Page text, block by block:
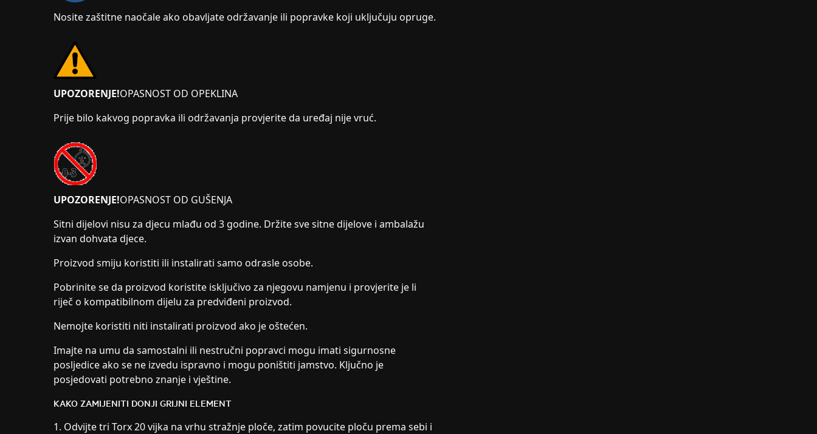
Nosite zaštitne naočale ako obavljate održavanje ili popravke koji uključuju opruge.
UPOZORENJE!OPASNOST OD OPEKLINA
Prije bilo kakvog popravka ili održavanja provjerite da uređaj nije vruć.
UPOZORENJE!OPASNOST OD GUŠENJA
Sitni dijelovi nisu za djecu mlađu od 3 godine. Držite sve sitne dijelove i ambalažu
izvan dohvata djece.
Proizvod smiju koristiti ili instalirati samo odrasle osobe.
Pobrinite se da proizvod koristite isključivo za njegovu namjenu i provjerite je li
riječ o kompatibilnom dijelu za predviđeni proizvod.
Nemojte koristiti niti instalirati proizvod ako je oštećen.
Imajte na umu da samostalni ili nestručni popravci mogu imati sigurnosne
posljedice ako se ne izvedu ispravno i mogu poništiti jamstvo. Ključno je
posjedovati potrebno znanje i vještine.
KAKO ZAMIJENITI DONJI GRIJNI ELEMENT
1. Odvijte tri Torx 20 vijka na vrhu stražnje ploče, zatim povucite ploču prema sebi i